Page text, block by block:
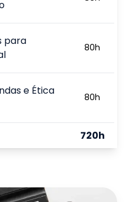
para
80h
e Ética
80h
720h